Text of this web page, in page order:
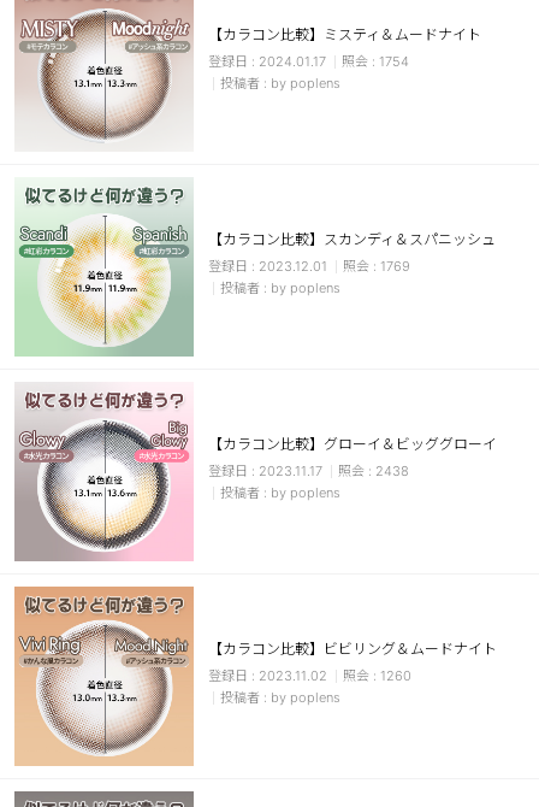
透明
乱視用
ハロウィンカラコン
ケア用品
レビュー
EYEしてる
総合掲示板
カスタマーサービス
ショッピングガイド
アプリダウンロード
INSTAGRAM TWITTER
【カラコン比較】ミスティ＆ムードナイト
2024.01.17
1754
by poplens
【カラコン比較】スカンディ＆スパニッシュ
2023.12.01
1769
by poplens
【カラコン比較】グローイ＆ビッググローイ
2023.11.17
2438
by poplens
【カラコン比較】ビビリング＆ムードナイト
2023.11.02
1260
by poplens